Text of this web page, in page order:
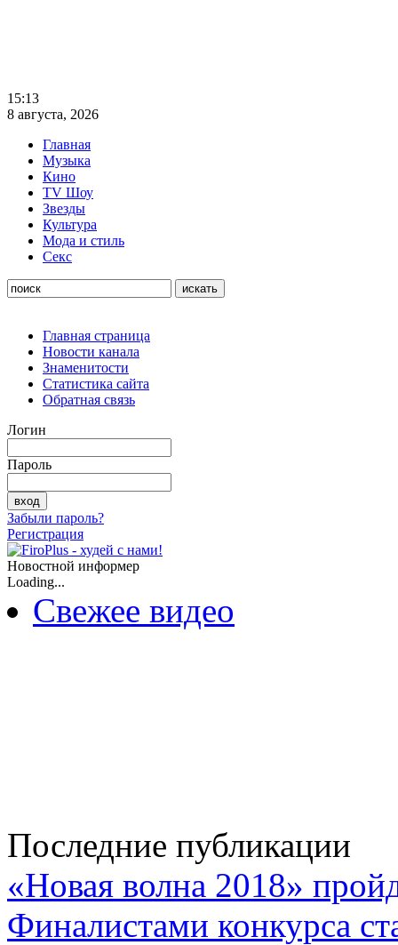
15:13
8 августа, 2026
Главная
Музыка
Кино
TV Шоу
Звезды
Культура
Мода и стиль
Секс
Главная страница
Новости канала
Знаменитости
Статистика сайта
Обратная связь
Логин
Пароль
Забыли пароль?
Регистрация
Новостной информер
Loading...
Свежее видео
Последние публикации
«Новая волна 2018»
Финалистами конкурса